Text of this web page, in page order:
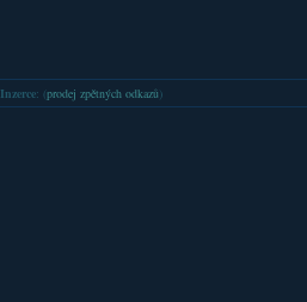
Inzerce: (prodej zpětných odkazů )